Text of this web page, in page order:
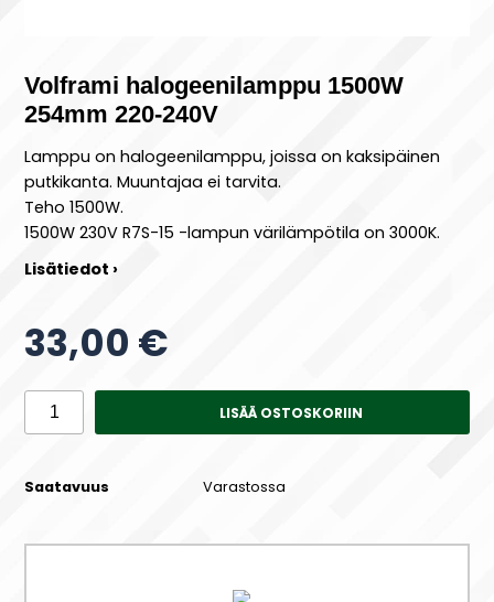
Volframi halogeenilamppu 1500W
254mm 220-240V
Lamppu on halogeenilamppu, joissa on kaksipäinen
putkikanta. Muuntajaa ei tarvita.
Teho 1500W.
1500W 230V R7S-15 -lampun värilämpötila on 3000K.
Lisätiedot ›
33,00 €
LISÄÄ OSTOSKORIIN
Saatavuus Varastossa